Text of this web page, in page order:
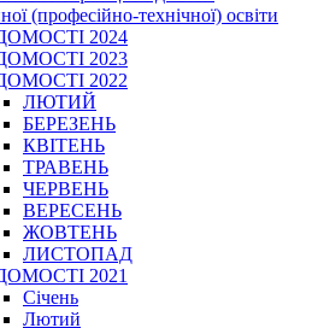
(професійно-технічної) освіти
2024
2023
2022
ЛЮТИЙ
БЕРЕЗЕНЬ
КВІТЕНЬ
ТРАВЕНЬ
ЧЕРВЕНЬ
ВЕРЕСЕНЬ
ЖОВТЕНЬ
ЛИСТОПАД
2021
Січень
Лютий